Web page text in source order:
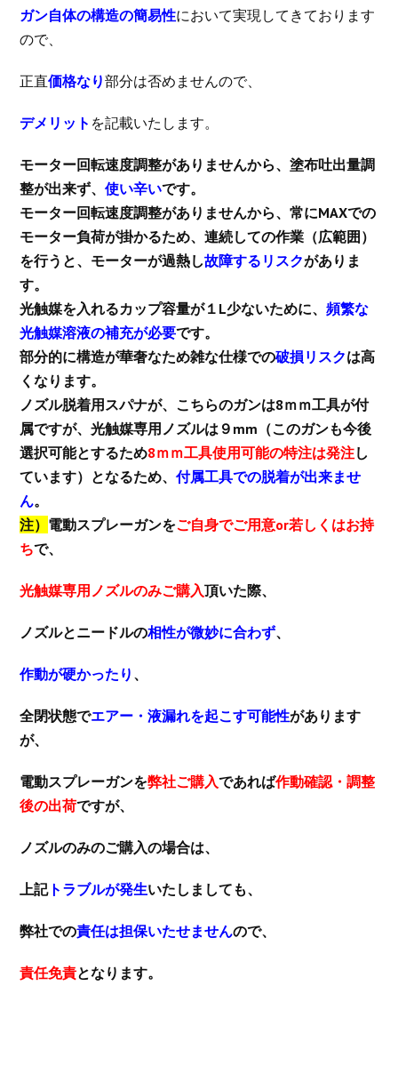
ガン自体の構造の簡易性において実現してきております
ので、
正直価格なり部分は否めませんので、
デメリット を記載いたします。
モーター回転速度調整がありませんから、塗布吐出量調
整が出来ず、使い辛いです。
モーター回転速度調整がありませんから、常にMAXでの
モーター負荷が掛かるため、連続しての作業（広範囲）
を行うと、モーターが過熱し故障するリスクがありま
す。
光触媒を入れるカップ容量が１L少ないために、頻繁な
光触媒溶液の補充が必要です。
部分的に構造が華奢なため雑な仕様での破損リスクは高
くなります。
ノズル脱着用スパナが、こちらのガンは8ｍｍ工具が付
属ですが、光触媒専用ノズルは９mm（このガンも今後
選択可能とするため8ｍｍ工具使用可能の特注は発注し
ています）となるため、付属工具での脱着が出来ませ
ん。
注） 電動スプレーガンをご自身でご用意or若しくはお持
ちで、
光触媒専用ノズルのみご購入頂いた際、
ノズルとニードルの相性が微妙に合わず、
作動が硬かったり 、
全閉状態でエアー・液漏れを起こす可能性があります
が、
電動スプレーガンを弊社ご購入であれば作動確認・調整
後の出荷ですが、
ノズルのみのご購入の場合は、
上記トラブルが発生いたしましても、
弊社での責任は担保いたせませんので、
責任免責となります。